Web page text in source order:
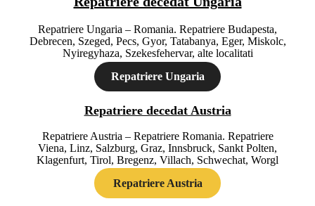
Repatriere Ungaria – Romania. Repatriere Budapesta,
Debrecen, Szeged, Pecs, Gyor, Tatabanya, Eger, Miskolc,
Nyiregyhaza, Szekesfehervar, alte localitati
Repatriere Ungaria
Repatriere decedat Austria
Repatriere Austria – Repatriere Romania. Repatriere
Viena, Linz, Salzburg, Graz, Innsbruck, Sankt Polten,
Klagenfurt, Tirol, Bregenz, Villach, Schwechat, Worgl
Repatriere Austria